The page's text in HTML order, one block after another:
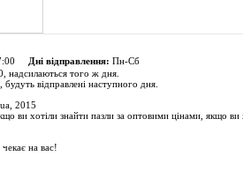
Дні відправлення: Пн-Сб
надсилаються того ж дня.
відправлені наступного дня.
2015
ви хотіли знайти пазли за оптовими цінами, якщо ви
на вас!